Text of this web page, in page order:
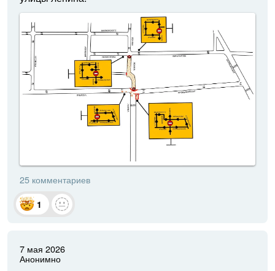
25 комментариев
1
7 мая 2026
Анонимно